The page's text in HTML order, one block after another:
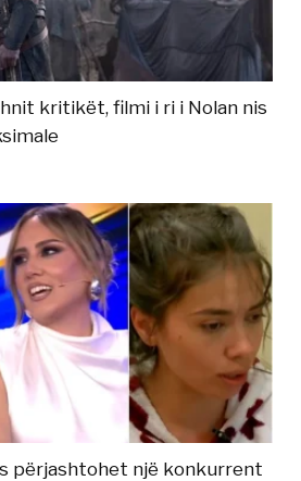
kritikët, filmi i ri i Nolan nis
përjashtohet një konkurrent